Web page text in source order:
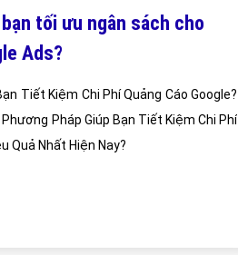
Hỏi đáp Google
tối ưu ngân sách cho
Ads?
Tiết Kiệm Chi Phí Quảng Cáo Google?
Phương Pháp Giúp Bạn Tiết Kiệm Chi Phí
Quả Nhất Hiện Nay?